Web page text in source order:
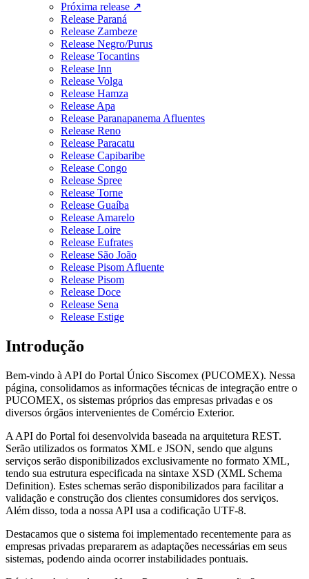
Próxima release ↗
Release Paraná
Release Zambeze
Release Negro/Purus
Release Tocantins
Release Inn
Release Volga
Release Hamza
Release Apa
Release Paranapanema Afluentes
Release Reno
Release Paracatu
Release Capibaribe
Release Congo
Release Spree
Release Torne
Release Guaíba
Release Amarelo
Release Loire
Release Eufrates
Release São João
Release Pisom Afluente
Release Pisom
Release Doce
Release Sena
Release Estige
Introdução
Bem-vindo à API do Portal Único Siscomex (PUCOMEX). Nessa
página, consolidamos as informações técnicas de integração entre o
PUCOMEX, os sistemas próprios das empresas privadas e os
diversos órgãos intervenientes de Comércio Exterior.
A API do Portal foi desenvolvida baseada na arquitetura REST.
Serão utilizados os formatos XML e JSON, sendo que alguns
serviços serão disponibilizados exclusivamente no formato XML,
tendo sua estrutura especificada na sintaxe XSD (XML Schema
Definition). Estes schemas serão disponibilizados para facilitar a
validação e construção dos clientes consumidores dos serviços.
Além disso, toda a nossa API usa a codificação UTF-8.
Destacamos que o sistema foi implementado recentemente para as
empresas privadas prepararem as adaptações necessárias em seus
sistemas, podendo ainda ocorrer instabilidades pontuais.